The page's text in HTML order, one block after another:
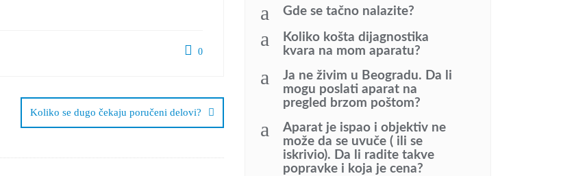
0
Koliko se dugo čekaju poručeni delovi?
a Gde se tačno nalazite?
a
Koliko košta dijagnostika
kvara na mom aparatu?
a
Ja ne živim u Beogradu. Da li
mogu poslati aparat na
pregled brzom poštom?
a
Aparat je ispao i objektiv ne
može da se uvuče ( ili se
iskrivio). Da li radite takve
popravke i koja je cena?